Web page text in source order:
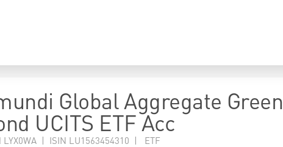
Global Aggregate Green
UCITS ETF Acc
LYX0WA | ISIN LU1563454310 | ETF